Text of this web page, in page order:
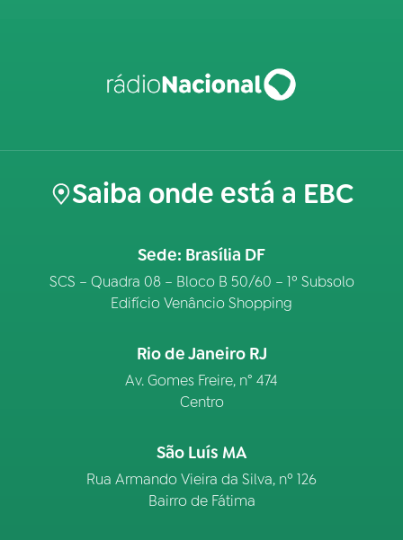
Saiba onde está a EBC
Sede: Brasília DF
SCS – Quadra 08 – Bloco B 50/60 – 1º Subsolo
Edifício Venâncio Shopping
Rio de Janeiro RJ
Av. Gomes Freire, n° 474
Centro
São Luís MA
Rua Armando Vieira da Silva, nº 126
Bairro de Fátima